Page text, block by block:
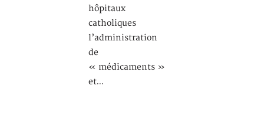
hôpitaux
catholiques
l’administration
de
« médicaments »
et…